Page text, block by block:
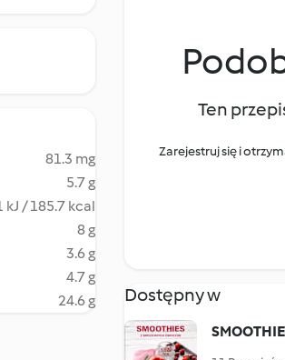
81.3 mg
5.7 g
kJ / 185.7 kcal
8 g
3.6 g
4.7 g
24.6 g
Ten
Zarejestruj się i
Dostępny w